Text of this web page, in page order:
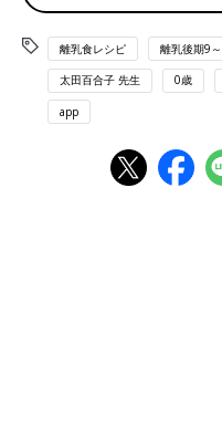
ゆで鶏のきゅうりソー
離乳後期 9～11カ月ごろか
」のレシピをご紹介。
離乳食レシピ 離乳後期9
太田百合子 先生 0歳
app